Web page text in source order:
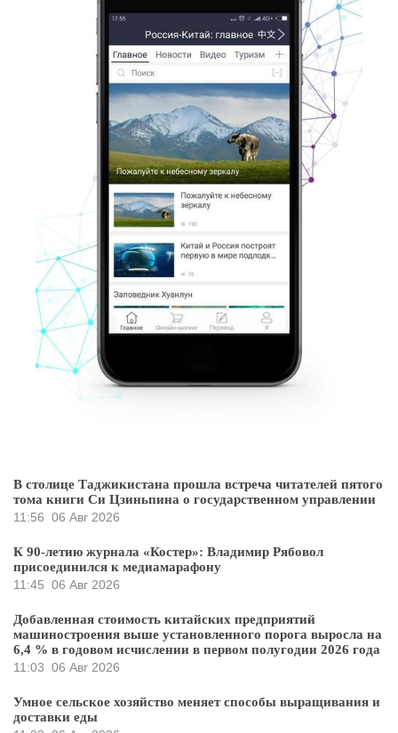
В столице Таджикистана прошла встреча читателей пятого
тома книги Си Цзиньпина о государственном управлении
11:56 06 Авг 2026
К 90-летию журнала «Костер»: Владимир Рябовол
присоединился к медиамарафону
11:45 06 Авг 2026
Добавленная стоимость китайских предприятий
машиностроения выше установленного порога выросла на
6,4 % в годовом исчислении в первом полугодии 2026 года
11:03 06 Авг 2026
Умное сельское хозяйство меняет способы выращивания и
доставки еды